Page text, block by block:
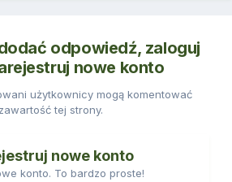
odpowiedź, zaloguj
nowe konto
użytkownicy mogą komentować
zawartość tej strony.
nowe konto
konto. To bardzo proste!